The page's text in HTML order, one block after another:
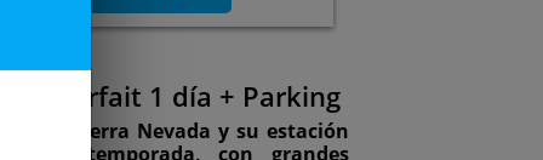
Forfait 1 día + Parking
de Sierra Nevada y su estación
la temporada, con grandes